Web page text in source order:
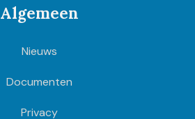
Algemeen
Nieuws
Documenten
Privacy